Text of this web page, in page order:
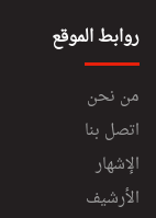
روابط الموقع
من نحن
اتصل بنا
الإشهار
الأرشيف